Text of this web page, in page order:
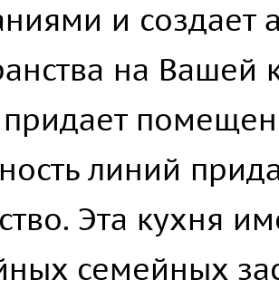
и создает
на Вашей
линий
Эта кухня
семейных